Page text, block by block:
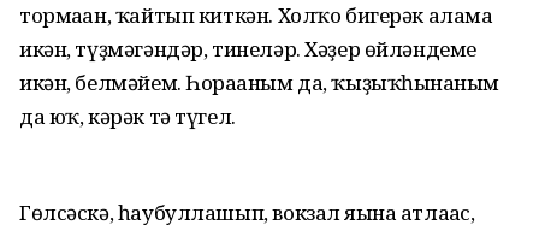
тормаған, ҡайтып киткән. Холҡо бигерәк алама
икән, түҙмәгәндәр, тинеләр. Хәҙер өйләндеме
икән, белмәйем. Һорағаным да, ҡыҙыҡһынғаным
да юҡ, кәрәк тә түгел.
Гөлсәскә, һаубуллашып, вокзал яғына атлағас,